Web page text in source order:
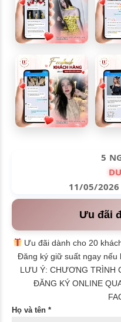
5
11/05/
Ưu đãi
Ưu đãi dành cho 20
Đăng ký giữ suất ngay nếu
LƯU Ý: CHƯƠNG TRÌNH
ĐĂNG KÝ ONLINE
Họ và tên *